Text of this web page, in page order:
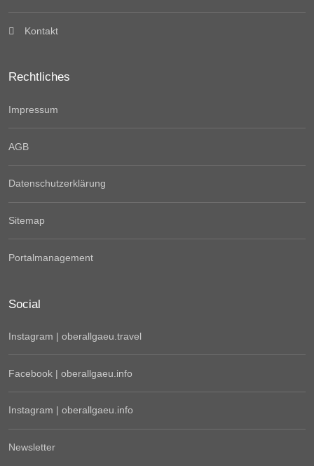
Kontakt
Rechtliches
Impressum
AGB
Datenschutzerklärung
Sitemap
Portalmanagement
Social
Instagram | oberallgaeu.travel
Facebook | oberallgaeu.info
Instagram | oberallgaeu.info
Newsletter